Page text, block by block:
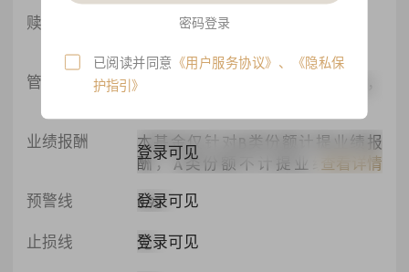
赎回费
0日≤持有日起<90日：0.5%
登录可见
管理费
本基金A类份额的年管理费率为0%，
登录可见
业绩报酬
本基金仅针对B类份额计提业绩报
酬，A类份额不计提业绩报酬。
绩报酬计提基准日分为该类份额的
金终止日。业绩报酬计提日为分红
查看详情
登录可见
预警线 0.92
登录可见
止损线 无
登录可见
密码登录
已阅读并同意 《用户服务协议》 、
《隐私保
护指引》